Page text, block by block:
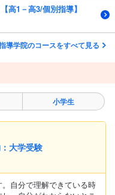
高1－高3/個別指導】
導学院のコースをすべて見る
小学生
大学受験
自分で理解できている時